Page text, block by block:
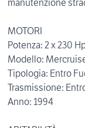
manutenzione
MOTORI
Potenza: 2 x 230
Modello:
Tipologia: Entro
Trasmissione:
Anno: 1994